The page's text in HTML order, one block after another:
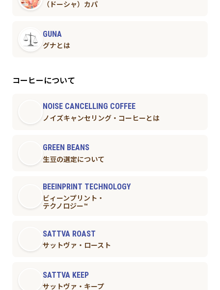
（ドーシャ）カパ
GUNA
グナとは
コーヒーについて
NOISE CANCELLING COFFEE
ノイズキャンセリング・コーヒーとは
GREEN BEANS
生豆の選定について
BEEINPRINT TECHNOLOGY
ビィーンプリント・
テクノロジー™︎
SATTVA ROAST
サットヴァ・ロースト
SATTVA KEEP
サットヴァ・キープ